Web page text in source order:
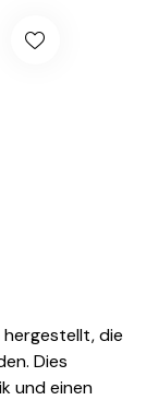
hergestellt, die
Dies
und einen